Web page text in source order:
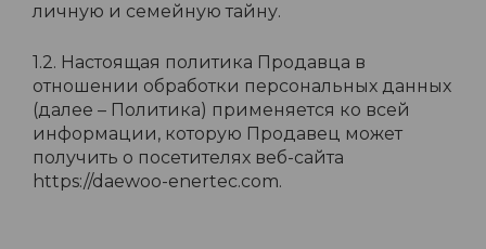
личную и семейную тайну.
1.2. Настоящая политика Продавца в
отношении обработки персональных данных
(далее – Политика) применяется ко всей
информации, которую Продавец может
получить о посетителях веб-сайта
https://daewoo-enertec.com.